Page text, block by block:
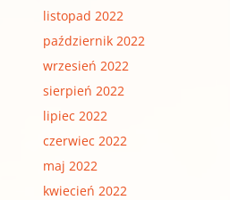
listopad 2022
październik 2022
wrzesień 2022
sierpień 2022
lipiec 2022
czerwiec 2022
maj 2022
kwiecień 2022